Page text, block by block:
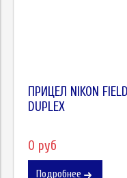
ПРИЦЕЛ NIKON
DUPLEX
0 руб
Подробнее